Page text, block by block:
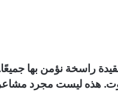
راسخة نؤمن بها
هذه ليست مجرد